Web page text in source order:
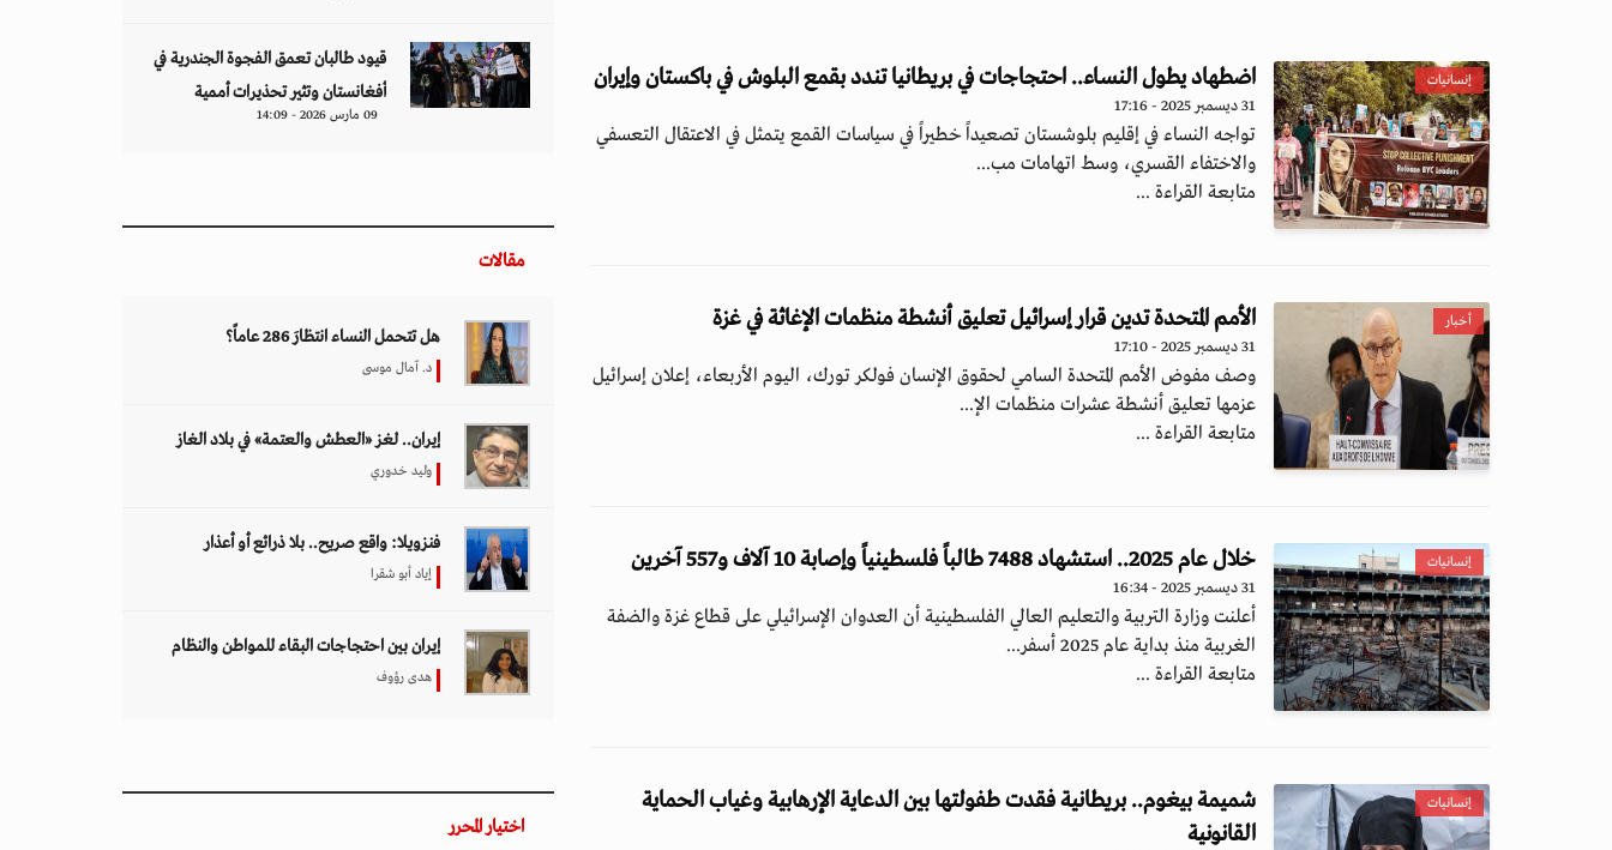
إنسانيات اضطهاد يطول النساء.. احتجاجات في بريطانيا تندد بقمع البلوش في باكستان وإيران
31 ديسمبر 2025 - 17:16
تواجه النساء في إقليم بلوشستان تصعيداً خطيراً في سياسات القمع يتمثل في الاعتقال التعسفي
والاختفاء القسري، وسط اتهامات مب...
متابعة القراءة ...
أخبار الأمم المتحدة تدين قرار إسرائيل تعليق أنشطة منظمات الإغاثة في غزة
31 ديسمبر 2025 - 17:10
وصف مفوض الأمم المتحدة السامي لحقوق الإنسان فولكر تورك، اليوم الأربعاء، إعلان إسرائيل
عزمها تعليق أنشطة عشرات منظمات الإ...
متابعة القراءة ...
إنسانيات خلال عام 2025.. استشهاد 7488 طالباً فلسطينياً وإصابة 10 آلاف و557 آخرين
31 ديسمبر 2025 - 16:34
أعلنت وزارة التربية والتعليم العالي الفلسطينية أن العدوان الإسرائيلي على قطاع غزة والضفة
الغربية منذ بداية عام 2025 أسفر...
متابعة القراءة ...
إنسانيات
شميمة بيغوم.. بريطانية فقدت طفولتها بين الدعاية الإرهابية وغياب الحماية
القانونية
قيود طالبان تعمق الفجوة الجندرية في
أفغانستان وتثير تحذيرات أممية
09 مارس 2026 - 14:09
مقالات
هل تتحمل النساء انتظارَ 286 عاماً؟
د. آمال موسى
إيران.. لغز «العطش والعتمة» في بلاد الغاز
وليد خدوري
فنزويلا: واقع صريح.. بلا ذرائع أو أعذار
إياد أبو شقرا
إيران بين احتجاجات البقاء للمواطن والنظام
هدى رؤوف
اختيار المحرر